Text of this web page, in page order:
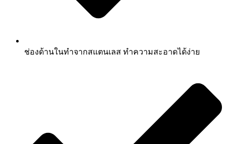
ช่องด้านในทำจากสแตนเลส ทำความสะอาดได้ง่าย